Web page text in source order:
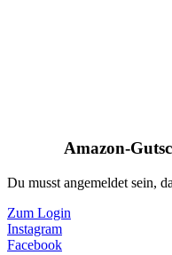
Amazon-
Du musst angemeldet sein,
Zum Login
Instagram
Facebook